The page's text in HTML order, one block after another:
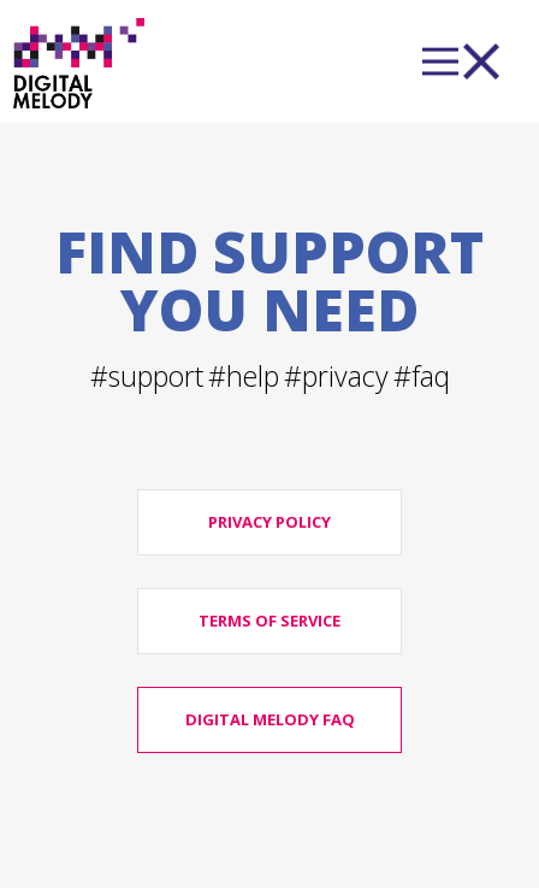
FIND SUPPORT
YOU NEED
#support#help#privacy#faq
PRIVACY POLICY
TERMS OF SERVICE
DIGITAL MELODY FAQ